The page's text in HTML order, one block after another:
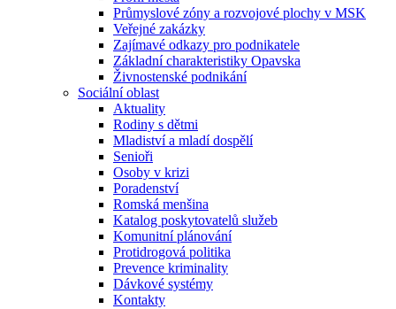
Průmyslové zóny a rozvojové plochy v MSK
Veřejné zakázky
Zajímavé odkazy pro podnikatele
Základní charakteristiky Opavska
Živnostenské podnikání
Sociální oblast
Aktuality
Rodiny s dětmi
Mladiství a mladí dospělí
Senioři
Osoby v krizi
Poradenství
Romská menšina
Katalog poskytovatelů služeb
Komunitní plánování
Protidrogová politika
Prevence kriminality
Dávkové systémy
Kontakty